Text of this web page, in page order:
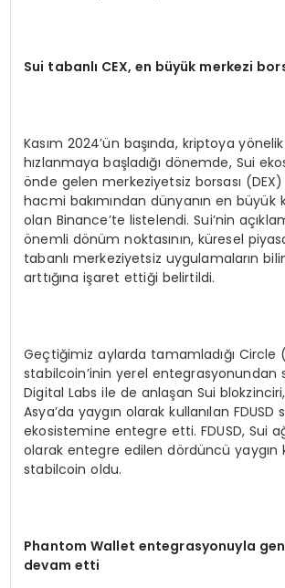
Sui tabanlı CEX, en büyük merkezi
Kasım 2024’ün başında, kriptoya
hızlanmaya başladığı dönemde, Sui
önde gelen merkeziyetsiz borsası
hacmi bakımından dünyanın en büyük
olan Binance’te listelendi. Sui’nin
önemli dönüm noktasının, küresel
tabanlı merkeziyetsiz uygulamaların
arttığına işaret ettiği belirtildi.
Geçtiğimiz aylarda tamamladığı Circle
stabilcoin’inin yerel entegrasyonundan
Digital Labs ile de anlaşan Sui
Asya’da yaygın olarak kullanılan FDUSD
ekosistemine entegre etti. FDUSD, Sui
olarak entegre edilen dördüncü yaygın
stabilcoin oldu.
Phantom Wallet entegrasyonuyla
devam etti